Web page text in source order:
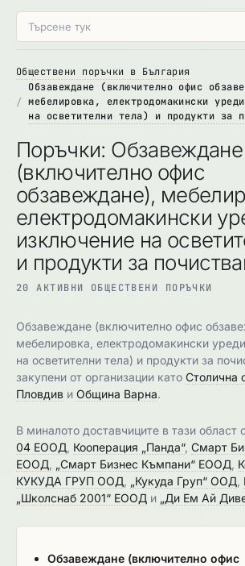
Обществени поръчки в България
Обзавеждане (включително офис
мебелировка, електродомакински
на осветителни тела) и продукти за
Поръчки: Обзавеждане
(включително офис
обзавеждане),
електродомакински
изключение на
и продукти за
20 АКТИВНИ ОБЩЕСТВЕНИ ПОРЪЧКИ
Обзавеждане (включително офис
мебелировка, електродомакински
на осветителни тела) и продукти за
закупени от организации като Столична
Пловдив и Община Варна.
В миналото доставчиците в тази област
04 ЕООД Кооперация „Панда“, Смарт
ЕООД „Смарт Бизнес Къмпани“ ЕООД
КУКУДА ГРУП ООД „Кукуда Груп“ ООД
„Школснаб 2001“ ЕООД и „Ди Ем Ай
Обзавеждане (включително офис